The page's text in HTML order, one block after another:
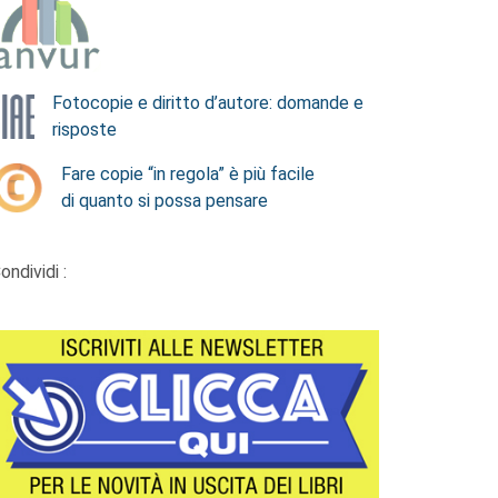
Fotocopie e diritto d’autore: domande e
risposte
Fare copie “in regola” è più facile
di quanto si possa pensare
: